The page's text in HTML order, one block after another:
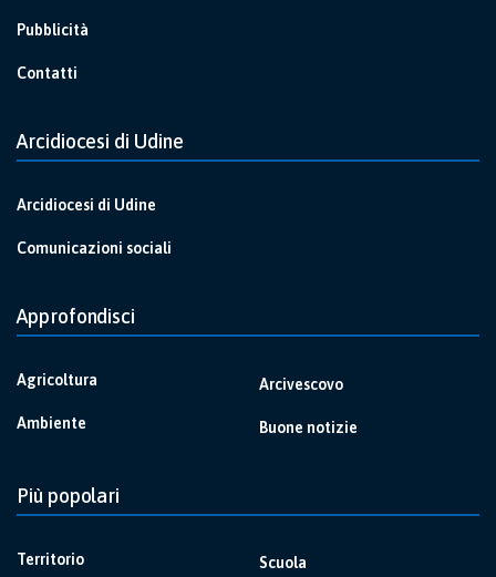
Pubblicità
Contatti
Arcidiocesi di Udine
Arcidiocesi di Udine
Comunicazioni sociali
Approfondisci
Agricoltura
Ambiente
Arcivescovo
Buone notizie
Più popolari
Territorio Scuola